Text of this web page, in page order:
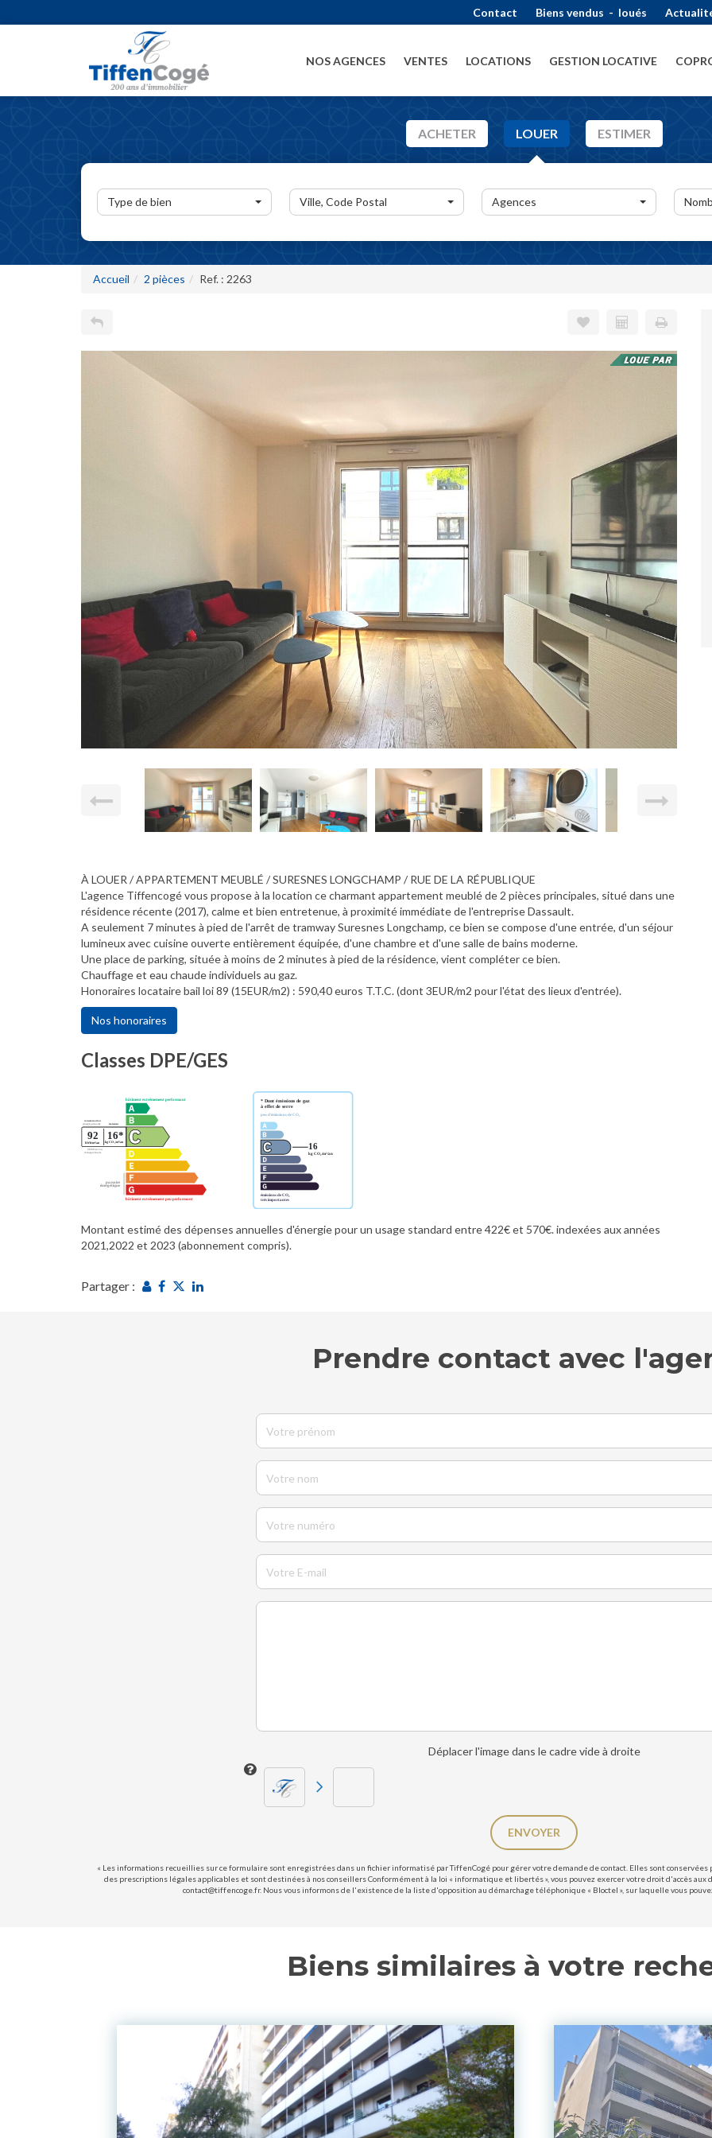
Contact Biens vendus - loués
NOS AGENCES VENTES LOCATIONS GESTION LOCATIVE
ACHETER LOUER ESTIMER
Type de bien Ville, Code Postal Agences
Accueil 2 pièces Ref. : 2263
À LOUER / APPARTEMENT MEUBLÉ / SURESNES LONGCHAMP / RUE DE LA RÉPUBLIQUE
L'agence Tiffencogé vous propose à la location ce charmant appartement meublé de 2 pièces principales, situé dans une
résidence récente (2017), calme et bien entretenue, à proximité immédiate de l'entreprise Dassault.
A seulement 7 minutes à pied de l'arrêt de tramway Suresnes Longchamp, ce bien se compose d'une entrée, d'un séjour
lumineux avec cuisine ouverte entièrement équipée, d'une chambre et d'une salle de bains moderne.
Une place de parking, située à moins de 2 minutes à pied de la résidence, vient compléter ce bien.
Chauffage et eau chaude individuels au gaz.
Honoraires locataire bail loi 89 (15EUR/m2) : 590,40 euros T.T.C. (dont 3EUR/m2 pour l'état des lieux d'entrée).
Nos honoraires
Classes DPE/GES
Montant estimé des dépenses annuelles d'énergie pour un usage standard entre 422€ et 570€. indexées aux années
2021,2022 et 2023 (abonnement compris).
Partager :
Prendre contact avec
Déplacer l'image dans le cadre vide à droite
ENVOYER
« Les informations recueillies sur ce formulaire sont enregistrées dans un fichier informatisé par TiffenCogé pour gérer votre demande de contact. Elles sont
des prescriptions légales applicables et sont destinées à nos conseillers Conformément à la loi « informatique et libertés », vous pouvez exercer votre droit d'accès
contact@tiffencoge.fr. Nous vous informons de l'existence de la liste d'opposition au démarchage téléphonique « Bloctel », sur laquelle vous
Biens similaires à votre